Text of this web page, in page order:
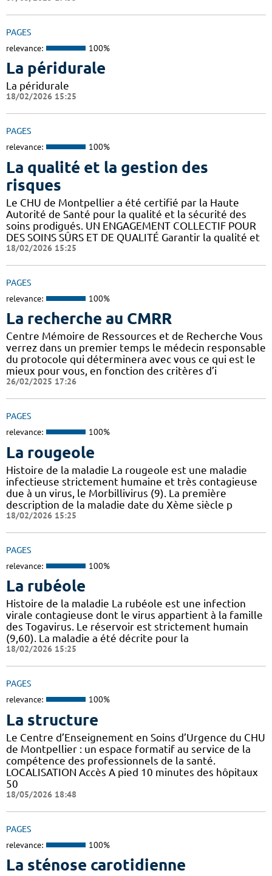
PAGES
relevance: 100%
La péridurale
La péridurale
18/02/2026 15:25
PAGES
relevance: 100%
La qualité et la gestion des
risques
Le CHU de Montpellier a été certifié par la Haute
Autorité de Santé pour la qualité et la sécurité des
soins prodigués. UN ENGAGEMENT COLLECTIF POUR
DES SOINS SÛRS ET DE QUALITÉ Garantir la qualité et
18/02/2026 15:25
PAGES
relevance: 100%
La recherche au CMRR
Centre Mémoire de Ressources et de Recherche Vous
verrez dans un premier temps le médecin responsable
du protocole qui déterminera avec vous ce qui est le
mieux pour vous, en fonction des critères d’i
26/02/2025 17:26
PAGES
relevance: 100%
La rougeole
Histoire de la maladie La rougeole est une maladie
infectieuse strictement humaine et très contagieuse
due à un virus, le Morbillivirus (9). La première
description de la maladie date du Xème siècle p
18/02/2026 15:25
PAGES
relevance: 100%
La rubéole
Histoire de la maladie La rubéole est une infection
virale contagieuse dont le virus appartient à la famille
des Togavirus. Le réservoir est strictement humain
(9,60). La maladie a été décrite pour la
18/02/2026 15:25
PAGES
relevance: 100%
La structure
Le Centre d’Enseignement en Soins d’Urgence du CHU
de Montpellier : un espace formatif au service de la
compétence des professionnels de la santé.
LOCALISATION Accès A pied 10 minutes des hôpitaux
50
18/05/2026 18:48
PAGES
relevance: 100%
La sténose carotidienne